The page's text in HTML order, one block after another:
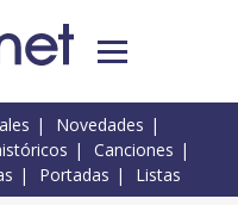
Novedades
Canciones
Portadas Listas